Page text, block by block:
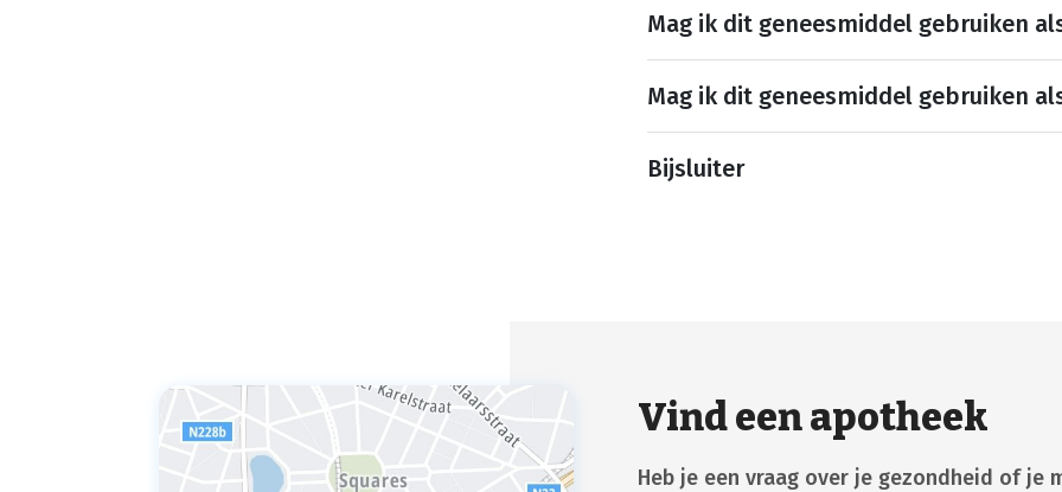
Mag ik dit geneesmiddel gebruiken
Mag ik dit geneesmiddel gebruiken
Bijsluiter
Vind een apotheek
Heb je een vraag over je gezondheid of je